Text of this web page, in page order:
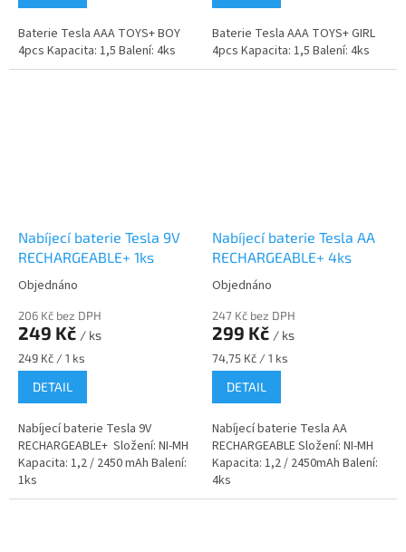
Baterie Tesla AAA TOYS+ BOY
4pcs Kapacita: 1,5 Balení: 4ks
Baterie Tesla AAA TOYS+ GIRL
4pcs Kapacita: 1,5 Balení: 4ks
Nabíjecí baterie Tesla 9V
RECHARGEABLE+ 1ks
Objednáno
206 Kč bez DPH
249 Kč / ks
Měrná
cena:
249 Kč / 1 ks
DETAIL
Nabíjecí baterie Tesla 9V
RECHARGEABLE+ Složení: NI-MH
Kapacita: 1,2 / 2450 mAh Balení:
1ks
Nabíjecí baterie Tesla AA
RECHARGEABLE+ 4ks
Objednáno
247 Kč bez DPH
299 Kč / ks
Měrná
cena:
74,75 Kč / 1 ks
DETAIL
Nabíjecí baterie Tesla AA
RECHARGEABLE Složení: NI-MH
Kapacita: 1,2 / 2450mAh Balení:
4ks